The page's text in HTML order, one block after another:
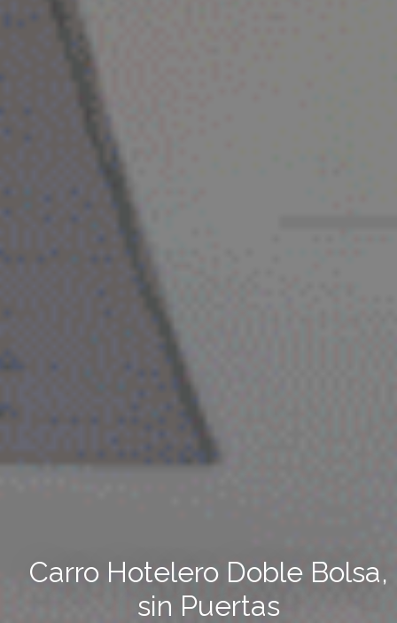
Carro Hotelero Doble Bolsa,
sin Puertas